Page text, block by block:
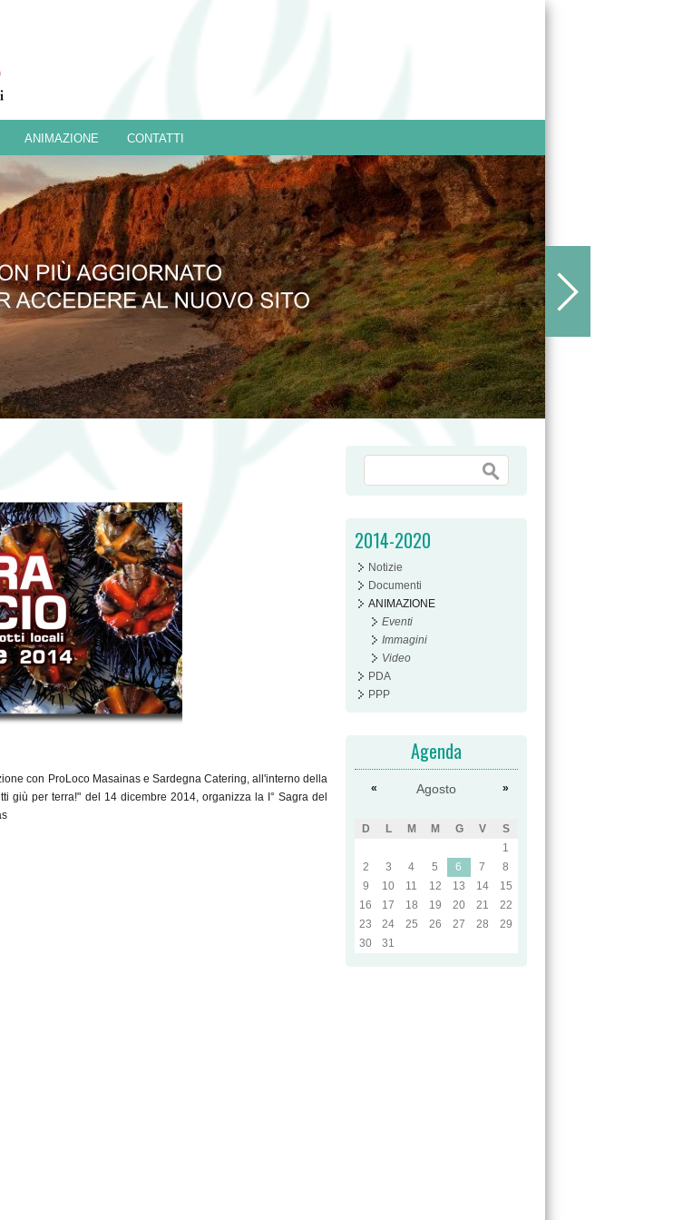
ANIMAZIONE CONTATTI
Form di ricerca
2014-2020
Notizie
Documenti
ANIMAZIONE
Eventi
Immagini
Video
PDA
PPP
Agenda
Agosto
« »
D L M M G V
S
1
2
3 4 5 6 7
8
9
10 11 12 13 14
15
16
17 18 19 20 21
22
23
24 25 26 27 28
29
30
31
con ProLoco Masainas e Sardegna Catering, all'interno della
giù per terra!" del 14 dicembre 2014, organizza la I° Sagra del